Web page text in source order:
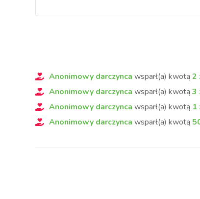
Anonimowy darczynca wsparł(a) kwotą2
Anonimowy darczynca wsparł(a) kwotą3
Anonimowy darczynca wsparł(a) kwotą 1
Anonimowy darczynca wsparł(a) kwotą